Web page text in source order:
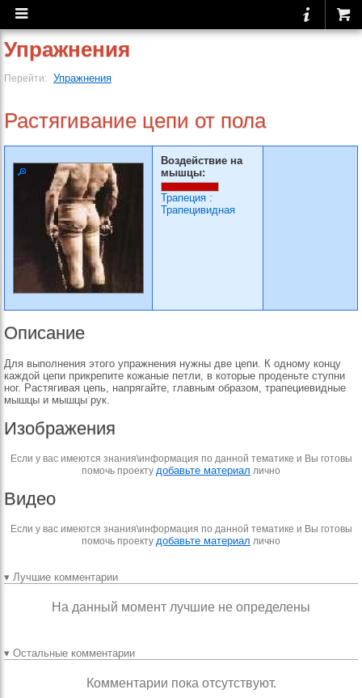
Упражнения
Перейти: Упражнения
Растягивание цепи от пола
Воздействие на
мышцы:
Трапеция :
Трапецивидная
Описание
Для выполнения этого упражнения нужны две цепи. К одному концу
каждой цепи прикрепите кожаные петли, в которые проденьте ступни
ног. Растягивая цепь, напрягайте, главным образом, трапециевидные
мышцы и мышцы рук.
Изображения
Если у вас имеются знания\информация по данной тематике и Вы готовы
помочь проекту добавьте материал лично
Видео
Если у вас имеются знания\информация по данной тематике и Вы готовы
помочь проекту добавьте материал лично
▾ Лучшие комментарии
На данный момент лучшие не определены
▾ Остальные комментарии
Комментарии пока отсутствуют.